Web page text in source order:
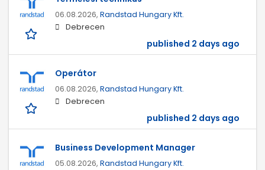
06.08.2026, Randstad Hungary Kft.
Debrecen
published 2 days ago
Operátor
06.08.2026, Randstad Hungary Kft.
Debrecen
published 2 days ago
Business Development Manager
05.08.2026, Randstad Hungary Kft.